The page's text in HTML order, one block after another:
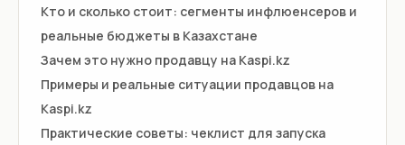
Кто и сколько стоит: сегменты инфлюенсеров и
реальные бюджеты в Казахстане
Зачем это нужно продавцу на Kaspi.kz
Примеры и реальные ситуации продавцов на
Kaspi.kz
Практические советы: чеклист для запуска